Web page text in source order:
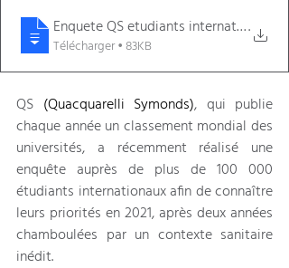
Enquete QS etudiants internationaux
.
Télécharger • 83KB
QS (Quacquarelli Symonds), qui publie
chaque année un classement mondial des
universités, a récemment réalisé une
enquête auprès de plus de 100 000
étudiants internationaux afin de connaître
leurs priorités en 2021, après deux années
chamboulées par un contexte sanitaire
inédit.